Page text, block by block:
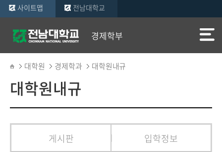
사이트맵 전남대학교
경제학부
대학원 경제학과 대학원내규
대학원내규
게시판 입학정보